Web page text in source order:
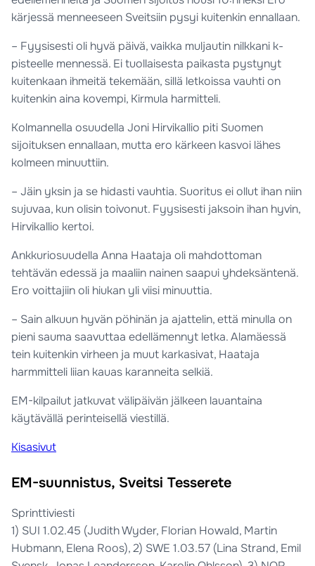
kärjessä menneeseen Sveitsiin pysyi kuitenkin ennallaan.
– Fyysisesti oli hyvä päivä, vaikka muljautin nilkkani k-
pisteelle mennessä. Ei tuollaisesta paikasta pystynyt
kuitenkaan ihmeitä tekemään, sillä letkoissa vauhti on
kuitenkin aina kovempi, Kirmula harmitteli.
Kolmannella osuudella Joni Hirvikallio piti Suomen
sijoituksen ennallaan, mutta ero kärkeen kasvoi lähes
kolmeen minuuttiin.
– Jäin yksin ja se hidasti vauhtia. Suoritus ei ollut ihan niin
sujuvaa, kun olisin toivonut. Fyysisesti jaksoin ihan hyvin,
Hirvikallio kertoi.
Ankkuriosuudella Anna Haataja oli mahdottoman
tehtävän edessä ja maaliin nainen saapui yhdeksäntenä.
Ero voittajiin oli hiukan yli viisi minuuttia.
– Sain alkuun hyvän pöhinän ja ajattelin, että minulla on
pieni sauma saavuttaa edellämennyt letka. Alamäessä
tein kuitenkin virheen ja muut karkasivat, Haataja
harmmitteli liian kauas karanneita selkiä.
EM-kilpailut jatkuvat välipäivän jälkeen lauantaina
käytävällä perinteisellä viestillä.
Kisasivut
EM-suunnistus, Sveitsi Tesserete
Sprinttiviesti
1) SUI 1.02.45 (Judith Wyder, Florian Howald, Martin
Hubmann, Elena Roos), 2) SWE 1.03.57 (Lina Strand, Emil